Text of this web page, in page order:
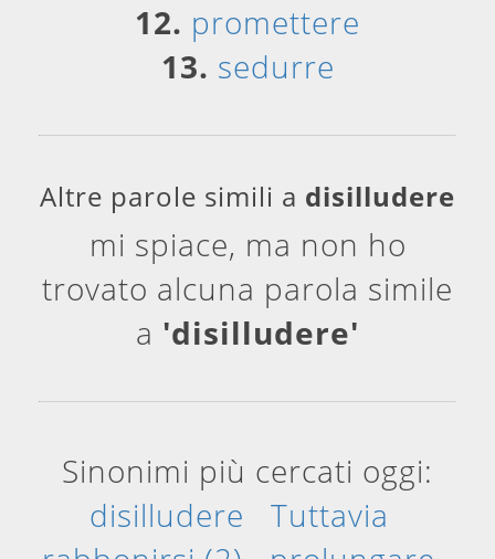
12. promettere
13. sedurre
Altre parole simili a disilludere
mi spiace, ma non ho
trovato alcuna parola simile
a 'disilludere'
Sinonimi più cercati oggi:
disilludere
Tuttavia